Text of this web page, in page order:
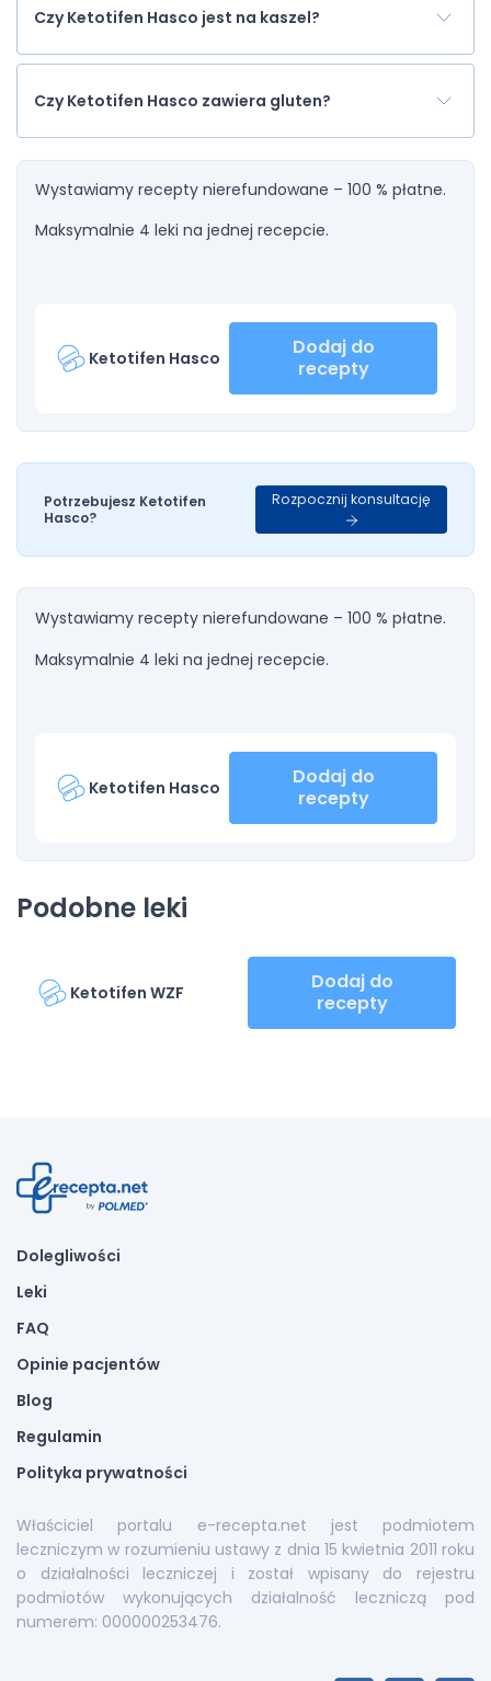
Czy Ketotifen Hasco jest na kaszel?
Czy Ketotifen Hasco zawiera gluten?
Wystawiamy recepty nierefundowane – 100 % płatne.
Maksymalnie 4 leki na jednej recepcie.
Ketotifen Hasco
Dodaj do
recepty
Potrzebujesz Ketotifen
Hasco?
Rozpocznij konsultację
Wystawiamy recepty nierefundowane – 100 % płatne.
Maksymalnie 4 leki na jednej recepcie.
Ketotifen Hasco
Dodaj do
recepty
Podobne leki
Ketotifen WZF
Dodaj do
recepty
Dolegliwości
Leki
FAQ
Opinie pacjentów
Blog
Regulamin
Polityka prywatności
Właściciel portalu e-recepta.net jest podmiotem
leczniczym w rozumieniu ustawy z dnia 15 kwietnia 2011 roku
o działalności leczniczej i został wpisany do rejestru
podmiotów wykonujących działalność leczniczą pod
numerem: 000000253476.